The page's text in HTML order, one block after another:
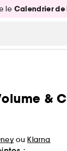
le Calendrier de
&
ou Klarna